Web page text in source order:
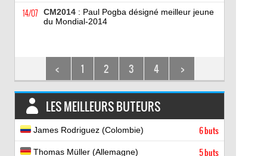
14/07 CM2014: Paul Pogba désigné meilleur jeune
du Mondial-2014
< 1 2 3 4 >
LES MEILLEURS BUTEURS
James Rodriguez (Colombie) 6 buts
Thomas Müller (Allemagne) 5 buts